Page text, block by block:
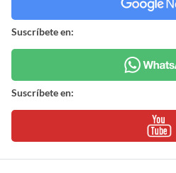
Suscríbete en:
Suscríbete en: